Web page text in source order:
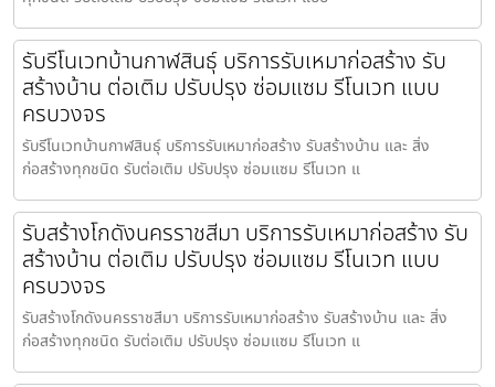
รับรีโนเวทบ้านกาฬสินธุ์ บริการรับเหมาก่อสร้าง รับ
สร้างบ้าน ต่อเติม ปรับปรุง ซ่อมแซม รีโนเวท แบบ
ครบวงจร
รับรีโนเวทบ้านกาฬสินธุ์ บริการรับเหมาก่อสร้าง รับสร้างบ้าน และ สิ่ง
ก่อสร้างทุกชนิด รับต่อเติม ปรับปรุง ซ่อมแซม รีโนเวท แ
รับสร้างโกดังนครราชสีมา บริการรับเหมาก่อสร้าง รับ
สร้างบ้าน ต่อเติม ปรับปรุง ซ่อมแซม รีโนเวท แบบ
ครบวงจร
รับสร้างโกดังนครราชสีมา บริการรับเหมาก่อสร้าง รับสร้างบ้าน และ สิ่ง
ก่อสร้างทุกชนิด รับต่อเติม ปรับปรุง ซ่อมแซม รีโนเวท แ